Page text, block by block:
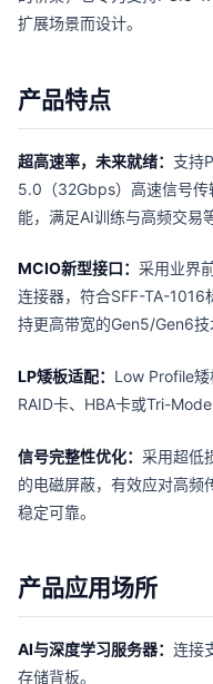
扩展场景而设计。
产品特点
超高速率，未来就绪： 支持
5.0（32Gbps）高速信号
能，满足AI训练与高频交易
MCIO新型接口： 采用业界
连接器，符合SFF-TA-1016
持更高带宽的Gen5/Gen6技
LP矮板适配： Low Profile矮
RAID卡、HBA卡或Tri-
信号完整性优化： 采用超低
的电磁屏蔽，有效应对高频
稳定可靠。
产品应用场所
AI与深度学习服务器： 连接
存储背板。